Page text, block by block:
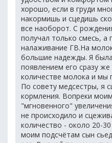
хорошо, если в груди
накормишь и сцедишь
все наоборот. С
получал только смесь, а
налаживание ГВ.На
большие надежды. Я
появлением его сразу
количестве молока и мы
По совету медсестры, я
кормления. Вопреки
"мгновенного"
не происходило и
количество - около 20-
моим подсчётам сын